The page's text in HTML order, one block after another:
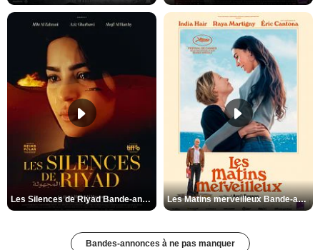
Les Silences de Riyad Bande-annonce VO STFR Les Matins merveilleux Bande-annonce VF
Bandes-annonces à ne pas manquer